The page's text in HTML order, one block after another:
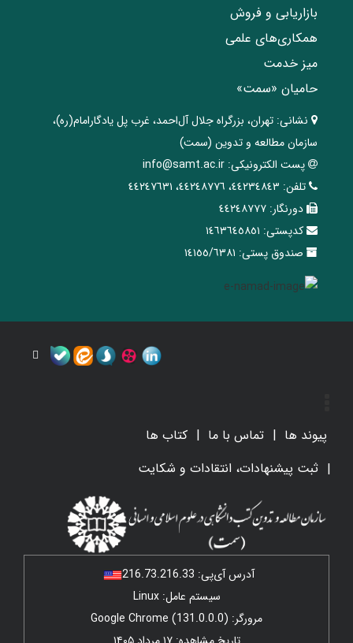
بازاریابی و فروش
همکاری‌های علمی
میز خدمت
حامیان «سمت»
نشانی: تهران، ‌بزرگراه ‌جلال آل‌احمد، غرب پل يادگار‌امام(ره)‌،
سازمان مطالعه و تدوین‌ (سمت)
پست الکترونیکی: info@samt.ac.ir
تلفن: ٤٤٢٣٤٨٤٣، ٤٤٢٤٨٧٧٦، ٤٤٢٤٧٦٣١
دورنگار: ٤٤٢٤٨٧٧٧
کدپستی: ١٤٦٣٦٤٥٨٥١
صندوق پستی: ١٤١٥٥/٦٣٨١
پیوند ها تماس با ما
کتاب ها
ثبت پیشنهادات، انتقادات و شکایت
آدرس آی‌پی: 216.73.216.33
سیستم عامل: Linux
مرورگر: Google Chrome (131.0.0.0)